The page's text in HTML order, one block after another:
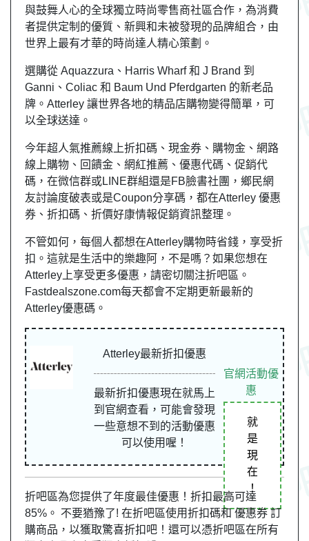
與鼓舞人心的全球獨立時尚零售商社區合作，為消費
者提供定制的優質、新興和未被發現的品牌組合，由
世界上最有才華的時尚達人精心策劃。
選購從 Aquazzura、Harris Wharf 和 J Brand 到
Ganni、Coliac 和 Baum Und Pferdgarten 的新老品
牌。Atterley 讓世界各地的精品店購物變得簡單，可
以全球送達。
今年超人氣推薦線上折扣碼、現金券、購物金、網路
線上購物、回饋金、網紅推薦、優惠代碼、促銷代
碼，在微信群或LINE群組還是FB臉書社團，鄉民網
友討論度破表或是Coupon分享碼，都在Atterley 優惠
券、折扣碼、折價好康情報促銷資訊整理。
不管如何，每個人都想在Atterley購物時省錢，享受折
扣。這就是生活中的樂趣阿，不是嗎？如果您想在
Atterley上享受更多優惠，請密切關注折吧區。
Fastdealszone.com每天都會不定期更新最新的
Atterley優惠碼。
Atterley最新折扣優惠
最新折扣優惠現在就馬上
到官網查看，可能會發現
一些意想不到的活動優惠
可以使用喔！
官網活動優
惠
就
是
現
在
！
折吧區為您提供了年度最佳優惠！折扣最高可達
85%。 不要猶豫了! 在折吧區使用折扣碼和 優惠券 訂
購商品，以獲取驚喜折扣吧！還可以憑折吧區在所有